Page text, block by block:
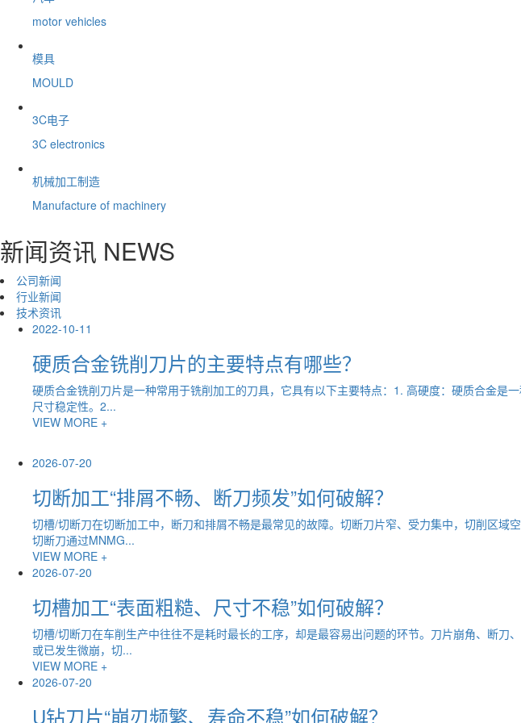
motor vehicles
模具
MOULD
3C电子
3C electronics
机械加工制造
Manufacture of machinery
新闻资讯 NEWS
公司新闻
行业新闻
技术资讯
2022-10-11
硬质合金铣削刀片的主要特点有哪些？
硬质合金铣削刀片是一种常用于铣削加工的刀具，它具有以下主要特点：1. 高硬度：硬质合金
尺寸稳定性。2...
VIEW MORE +
2026-07-20
切断加工“排屑不畅、断刀频发”如何破解？
切槽/切断刀在切断加工中，断刀和排屑不畅是最常见的故障。切断刀片窄、受力集中，切削区
切断刀通过MNMG...
VIEW MORE +
2026-07-20
切槽加工“表面粗糙、尺寸不稳”如何破解？
切槽/切断刀在车削生产中往往不是耗时最长的工序，却是最容易出问题的环节。刀片崩角、断
或已发生微崩，切...
VIEW MORE +
2026-07-20
U钻刀片“崩刃频繁、寿命不稳”如何破解？